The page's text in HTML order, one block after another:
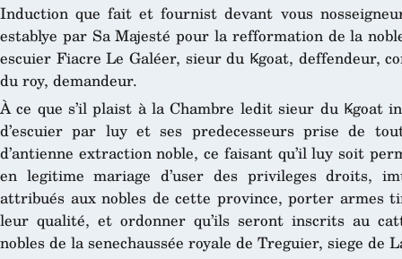
Induction que fait et fournist devant vous
establye par Sa Majesté pour la refformation de la
escuier Fiacre Le Galéer, sieur du Ꝃgoat, deffendeur,
du roy, demandeur.
À ce que s’il plaist à la Chambre ledit sieur du Ꝃgoat
d’escuier par luy et ses predecesseurs prise de
d’antienne extraction noble, ce faisant qu’il luy soit
en legitime mariage d’user des privileges droits,
attribués aux nobles de cette province, porter armes
leur qualité, et ordonner qu’ils seront inscrits au
nobles de la senechaussée royale de Treguier, siege de